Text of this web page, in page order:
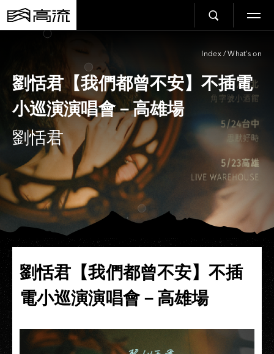
Index / What’s on
劉恬君【我們都曾不安】不插電
小巡演演唱會－高雄場
劉恬君
劉恬君【我們都曾不安】不插
電小巡演演唱會－高雄場